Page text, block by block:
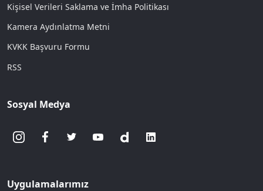
Kişisel Verileri Saklama ve İmha Politikası
Kamera Aydınlatma Metni
KVKK Başvuru Formu
RSS
Sosyal Medya
Uygulamalarımız